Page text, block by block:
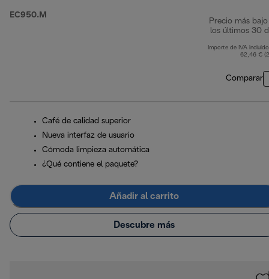
EC950.M
Precio más bajo
los últimos 30
Importe de IVA
62,46 €
Comparar
Café de calidad superior
Nueva interfaz de usuario
Cómoda limpieza automática
¿Qué contiene el paquete?
Añadir al carrito
Descubre más